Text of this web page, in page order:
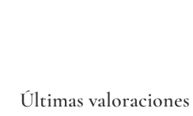
Últimas